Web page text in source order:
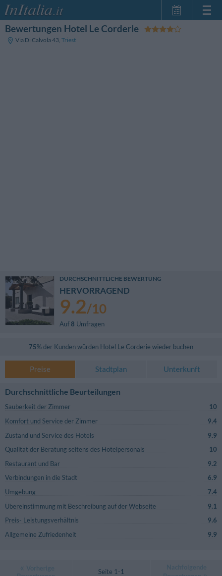
Startseite
Bewertungen Hotel Le Corderie
Via Di Calvola 43, Triest
DURCHSCHNITTLICHE BEWERTUNG
HERVORRAGEND
9.2/10
Auf8 Umfragen
75% der Kunden würden Hotel Le Corderie wieder buchen
Preise Stadtplan Unterkunft
Durchschnittliche Beurteilungen
Sauberkeit der Zimmer
10
Komfort und Service der Zimmer
9.4
Zustand und Service des Hotels
9.9
Qualität der Beratung seitens des Hotelpersonals
10
Restaurant und Bar
9.2
Verbindungen in die Stadt
6.9
Umgebung
7.4
Übereinstimmung mit Beschreibung auf der Webseite
9.1
Preis- Leistungsverhältnis
9.6
Allgemeine Zufriedenheit
9.9
Seite 1-1